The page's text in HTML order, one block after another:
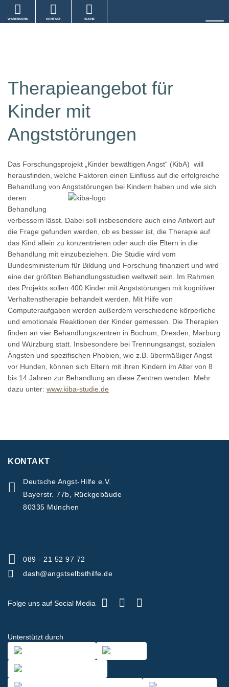
WARENKORB KONTAKT SUCHE
Therapieangebot für
Kinder mit
Angststörungen
Das Forschungsprojekt „Kinder bewältigen Angst“ (KibA) will
herausfinden, welche Faktoren einen Einfluss auf die erfolgreiche
Behandlung von Angststörungen bei Kindern haben und wie sich
deren
Behandlung
verbessern lässt. Dabei soll insbesondere auch eine Antwort auf
die Frage gefunden werden, ob es besser ist, die Therapie auf
das Kind allein zu konzentrieren oder auch die Eltern in die
Behandlung mit einzubeziehen. Die Studie wird vom
Bundesministerium für Bildung und Forschung finanziert und wird
eine der größten Behandlungsstudien weltweit sein. Im Rahmen
des Projekts sollen 400 Kinder mit Angststörungen mit kognitiver
Verhaltenstherapie behandelt werden. Mit Hilfe von
Computeraufgaben werden außerdem verschiedene körperliche
und emotionale Reaktionen der Kinder gemessen. Die Therapien
finden an vier Behandlungszentren in Bochum, Dresden, Marburg
und Würzburg statt. Insbesondere bei Trennungsangst, sozialen
Ängsten und spezifischen Phobien, wie z.B. übermäßiger Angst
vor Hunden, können sich Eltern mit ihren Kindern im Alter von 8
bis 14 Jahren zur Behandlung an diese Zentren wenden. Mehr
dazu unter: www.kiba-studie.de
KONTAKT
Deutsche Angst-Hilfe e.V.
Bayerstr. 77b, Rückgebäude
80335 München
089 - 21 52 97 72
dash@angstselbsthilfe.de
Folge uns auf Social Media
Unterstützt durch